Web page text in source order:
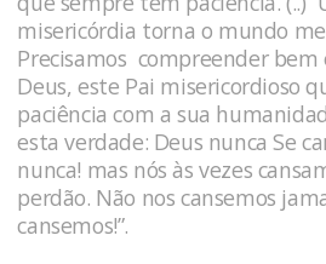
misericórdia torna o mundo
Precisamos compreender
Deus, este Pai misericordioso
paciência com a sua
esta verdade: Deus nunca Se
nunca! mas nós às vezes
perdão. Não nos cansemos
cansemos!”.